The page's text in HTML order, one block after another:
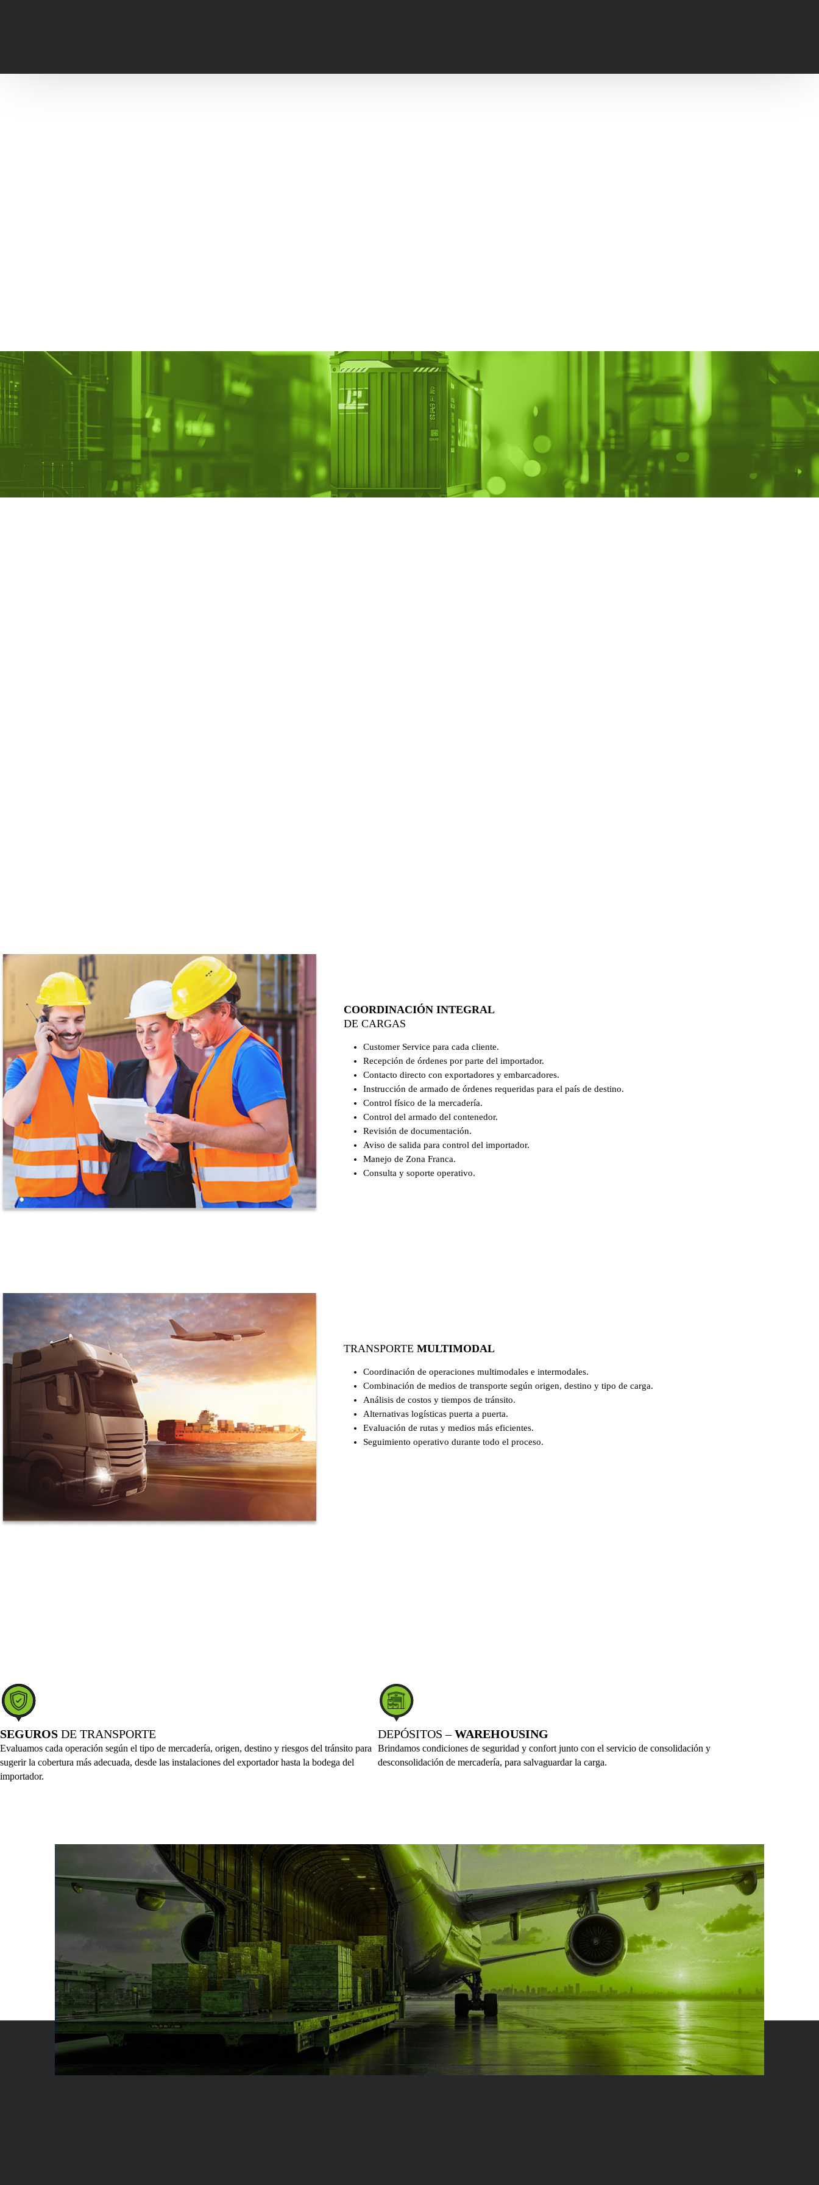
COORDINACIÓN INTEGRAL
DE CARGAS
Customer Service para cada cliente.
Recepción de órdenes por parte del importador.
Contacto directo con exportadores y embarcadores.
Instrucción de armado de órdenes requeridas para el país de destino.
Control físico de la mercadería.
Control del armado del contenedor.
Revisión de documentación.
Aviso de salida para control del importador.
Manejo de Zona Franca.
Consulta y soporte operativo.
TRANSPORTE MULTIMODAL
Coordinación de operaciones multimodales e intermodales.
Combinación de medios de transporte según origen, destino y tipo de carga.
Análisis de costos y tiempos de tránsito.
Alternativas logísticas puerta a puerta.
Evaluación de rutas y medios más eficientes.
Seguimiento operativo durante todo el proceso.
SEGUROS DE TRANSPORTE
Evaluamos cada operación según el tipo de mercadería, origen, destino y riesgos del tránsito para
sugerir la cobertura más adecuada, desde las instalaciones del exportador hasta la bodega del
importador.
DEPÓSITOS –WAREHOUSING
Brindamos condiciones de seguridad y confort junto con el servicio de consolidación y
desconsolidación de mercadería, para salvaguardar la carga.